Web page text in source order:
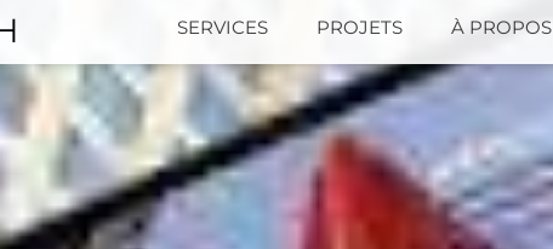
SERVICES PROJETS À PROPOS